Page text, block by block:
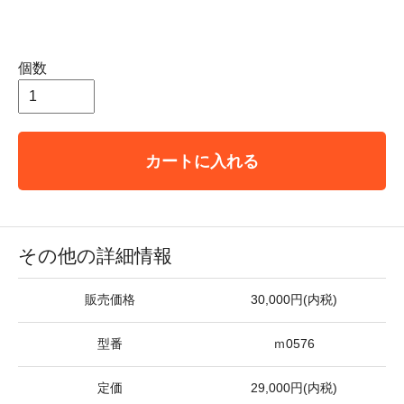
個数
カートに入れる
その他の詳細情報
販売価格 30,000円(内税)
型番 ｍ0576
定価 29,000円(内税)